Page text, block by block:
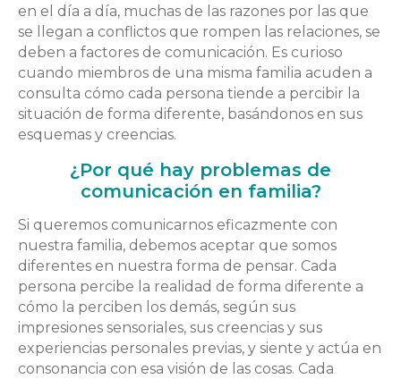
en el día a día, muchas de las razones por las que
se llegan a conflictos que rompen las relaciones, se
deben a factores de comunicación. Es curioso
cuando miembros de una misma familia acuden a
consulta cómo cada persona tiende a percibir la
situación de forma diferente, basándonos en sus
esquemas y creencias.
¿Por qué hay problemas de
comunicación en familia?
Si queremos comunicarnos eficazmente con
nuestra familia, debemos aceptar que somos
diferentes en nuestra forma de pensar. Cada
persona percibe la realidad de forma diferente a
cómo la perciben los demás, según sus
impresiones sensoriales, sus creencias y sus
experiencias personales previas, y siente y actúa en
consonancia con esa visión de las cosas. Cada